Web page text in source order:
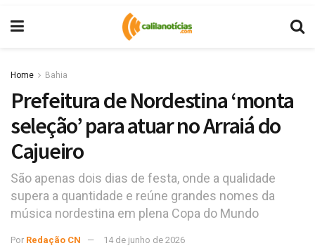
Home Bahia
Prefeitura de Nordestina ‘monta
seleção’ para atuar no Arraiá do
Cajueiro
São apenas dois dias de festa, onde a qualidade
supera a quantidade e reúne grandes nomes da
música nordestina em plena Copa do Mundo
Por Redação CN 14 de junho de 2026